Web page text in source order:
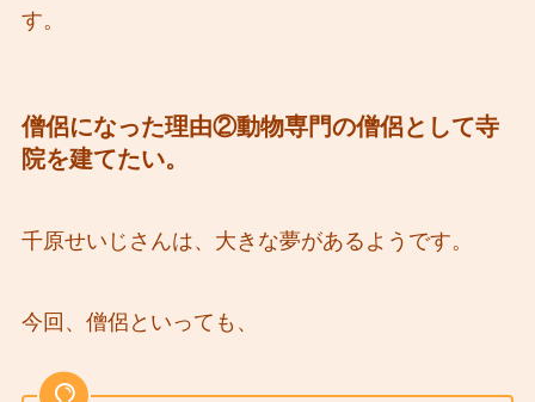
す。
僧侶になった理由②動物専門の僧侶として寺
院を建てたい。
千原せいじさんは、大きな夢があるようです。
今回、僧侶といっても、